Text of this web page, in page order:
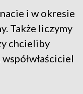
i w okresie
Także liczymy
chcieliby